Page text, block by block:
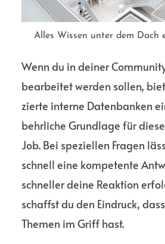
Alles Wissen unter dem Dach
Wenn du in deiner
bearbeitet werden sollen,
zierte interne Daten­banken
behrliche Grund­lage für
Job. Bei speziellen Fragen
schnell eine kompetente
schneller deine Reaktion
schaffst du den Eindruck,
Themen im Griff hast.